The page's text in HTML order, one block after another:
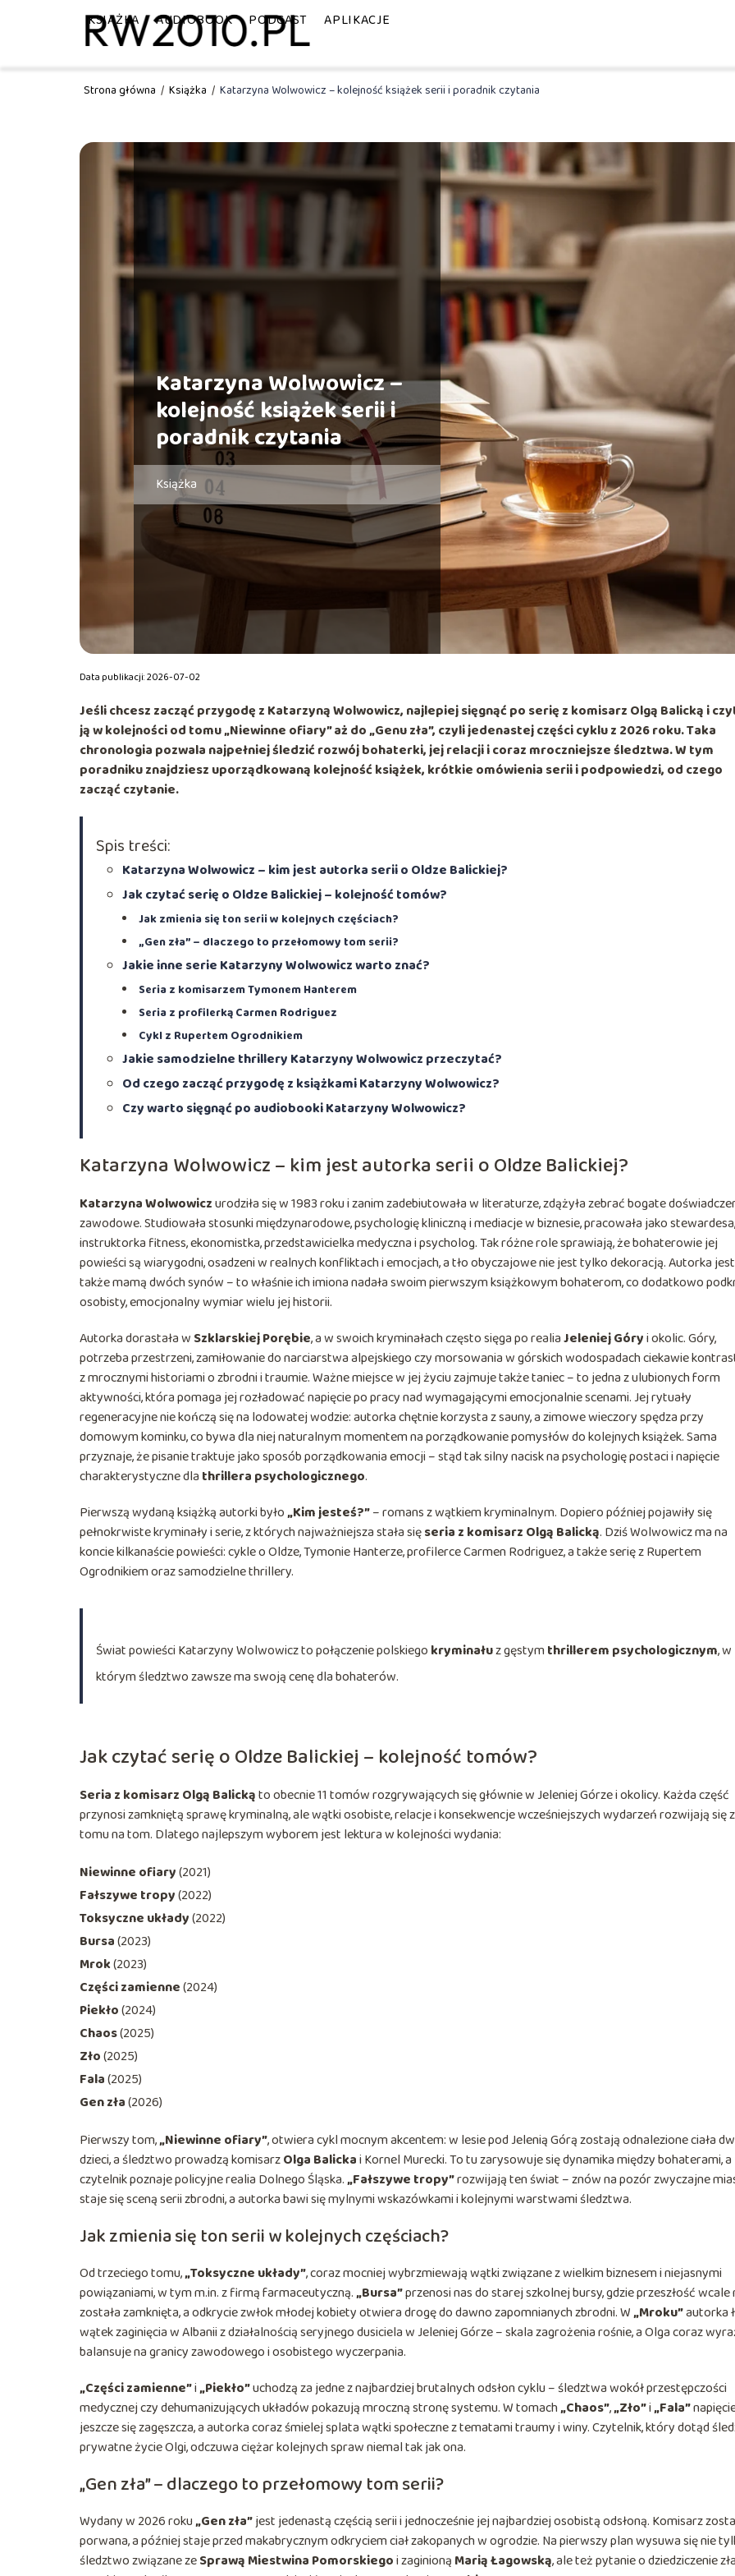
KSIĄŻKA AUDIOBOOK PODCAST APLIKACJE
Strona główna / Książka / Katarzyna Wolwowicz – kolejność książek serii i poradnik czytania
Katarzyna Wolwowicz –
kolejność książek serii i
poradnik czytania
Książka
Data publikacji: 2026-07-02
Jeśli chcesz zacząć przygodę z Katarzyną Wolwowicz, najlepiej sięgnąć po serię z komisarz Olgą Balicką i
ją w kolejności od tomu„Niewinne ofiary”aż do„Genu zła”, czyli jedenastej części cyklu z 2026 roku. Taka
chronologia pozwala najpełniej śledzić rozwój bohaterki, jej relacji i coraz mroczniejsze śledztwa. W tym
poradniku znajdziesz uporządkowaną kolejność książek, krótkie omówienia serii i podpowiedzi, od czego
zacząć czytanie.
Spis treści:
Katarzyna Wolwowicz – kim jest autorka serii o Oldze Balickiej?
Jak czytać serię o Oldze Balickiej – kolejność tomów?
Jak zmienia się ton serii w kolejnych częściach?
„Gen zła” – dlaczego to przełomowy tom serii?
Jakie inne serie Katarzyny Wolwowicz warto znać?
Seria z komisarzem Tymonem Hanterem
Seria z profilerką Carmen Rodriguez
Cykl z Rupertem Ogrodnikiem
Jakie samodzielne thrillery Katarzyny Wolwowicz przeczytać?
Od czego zacząć przygodę z książkami Katarzyny Wolwowicz?
Czy warto sięgnąć po audiobooki Katarzyny Wolwowicz?
Katarzyna Wolwowicz – kim jest autorka serii o Oldze Balickiej?
Katarzyna Wolwowiczurodziła się w 1983 roku i zanim zadebiutowała w literaturze, zdążyła zebrać bogate
zawodowe. Studiowała stosunki międzynarodowe, psychologię kliniczną i mediacje w biznesie, pracowała jako stewardesa,
instruktorka fitness, ekonomistka, przedstawicielka medyczna i psycholog. Tak różne role sprawiają, że bohaterowie jej
powieści są wiarygodni, osadzeni w realnych konfliktach i emocjach, a tło obyczajowe nie jest tylko dekoracją. Autorka jest
także mamą dwóch synów – to właśnie ich imiona nadała swoim pierwszym książkowym bohaterom, co dodatkowo
osobisty, emocjonalny wymiar wielu jej historii.
Autorka dorastała w Szklarskiej Porębie, a w swoich kryminałach często sięga po realiaJeleniej Góryi okolic. Góry,
potrzeba przestrzeni, zamiłowanie do narciarstwa alpejskiego czy morsowania w górskich wodospadach ciekawie
z mrocznymi historiami o zbrodni i traumie. Ważne miejsce w jej życiu zajmuje także taniec – to jedna z ulubionych form
aktywności, która pomaga jej rozładować napięcie po pracy nad wymagającymi emocjonalnie scenami. Jej rytuały
regeneracyjne nie kończą się na lodowatej wodzie: autorka chętnie korzysta z sauny, a zimowe wieczory spędza przy
domowym kominku, co bywa dla niej naturalnym momentem na porządkowanie pomysłów do kolejnych książek. Sama
przyznaje, że pisanie traktuje jako sposób porządkowania emocji – stąd tak silny nacisk na psychologię postaci i napięcie
charakterystyczne dla thrillera psychologicznego.
Pierwszą wydaną książką autorki było„Kim jesteś?”– romans z wątkiem kryminalnym. Dopiero później pojawiły się
pełnokrwiste kryminały i serie, z których najważniejsza stała sięseria z komisarz Olgą Balicką. Dziś Wolwowicz ma na
koncie kilkanaście powieści: cykle o Oldze, Tymonie Hanterze, profilerce Carmen Rodriguez, a także serię z Rupertem
Ogrodnikiem oraz samodzielne thrillery.
Świat powieści Katarzyny Wolwowicz to połączenie polskiego kryminałuz gęstymthrillerem psychologicznym, w
którym śledztwo zawsze ma swoją cenę dla bohaterów.
Jak czytać serię o Oldze Balickiej – kolejność tomów?
Seria z komisarz Olgą Balickąto obecnie 11 tomów rozgrywających się głównie w Jeleniej Górze i okolicy. Każda część
przynosi zamkniętą sprawę kryminalną, ale wątki osobiste, relacje i konsekwencje wcześniejszych wydarzeń rozwijają się z
tomu na tom. Dlatego najlepszym wyborem jest lektura w kolejności wydania:
Niewinne ofiary(2021)
Fałszywe tropy(2022)
Toksyczne układy(2022)
Bursa(2023)
Mrok(2023)
Części zamienne(2024)
Piekło(2024)
Chaos(2025)
Zło(2025)
Fala(2025)
Gen zła(2026)
Pierwszy tom,„Niewinne ofiary”, otwiera cykl mocnym akcentem: w lesie pod Jelenią Górą zostają odnalezione ciała
dzieci, a śledztwo prowadzą komisarzOlga Balickai Kornel Murecki. To tu zarysowuje się dynamika między bohaterami, a
czytelnik poznaje policyjne realia Dolnego Śląska.„Fałszywe tropy”rozwijają ten świat – znów na pozór zwyczajne
staje się sceną serii zbrodni, a autorka bawi się mylnymi wskazówkami i kolejnymi warstwami śledztwa.
Jak zmienia się ton serii w kolejnych częściach?
Od trzeciego tomu,„Toksyczne układy”, coraz mocniej wybrzmiewają wątki związane z wielkim biznesem i niejasnymi
powiązaniami, w tym m.in. z firmą farmaceutyczną.„Bursa”przenosi nas do starej szkolnej bursy, gdzie przeszłość wcale
została zamknięta, a odkrycie zwłok młodej kobiety otwiera drogę do dawno zapomnianych zbrodni. W„Mroku”autorka
wątek zaginięcia w Albanii z działalnością seryjnego dusiciela w Jeleniej Górze – skala zagrożenia rośnie, a Olga coraz
balansuje na granicy zawodowego i osobistego wyczerpania.
„Części zamienne”i„Piekło”uchodzą za jedne z najbardziej brutalnych odsłon cyklu – śledztwa wokół przestępczości
medycznej czy dehumanizujących układów pokazują mroczną stronę systemu. W tomach„Chaos”,„Zło”i„Fala”
jeszcze się zagęszcza, a autorka coraz śmielej splata wątki społeczne z tematami traumy i winy. Czytelnik, który dotąd
prywatne życie Olgi, odczuwa ciężar kolejnych spraw niemal tak jak ona.
„Gen zła” – dlaczego to przełomowy tom serii?
Wydany w 2026 roku„Gen zła”jest jedenastą częścią serii i jednocześnie jej najbardziej osobistą odsłoną. Komisarz
porwana, a później staje przed makabrycznym odkryciem ciał zakopanych w ogrodzie. Na pierwszy plan wysuwa się nie
śledztwo związane zeSprawą Miestwina Pomorskiegoi zaginioną Marią Łagowską, ale też pytanie o dziedziczenie